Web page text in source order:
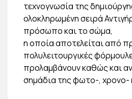
τεχνογνωσία της
ολοκληρωμένη σειρά
πρόσωπο και το σώμα,
η οποία αποτελείται από
πολυλειτουργικές
προλαμβάνουν καθώς και
σημάδια της φωτο-, χρονο-